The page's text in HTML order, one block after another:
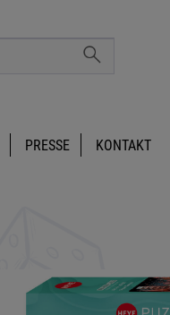
PRESSE KONTAKT